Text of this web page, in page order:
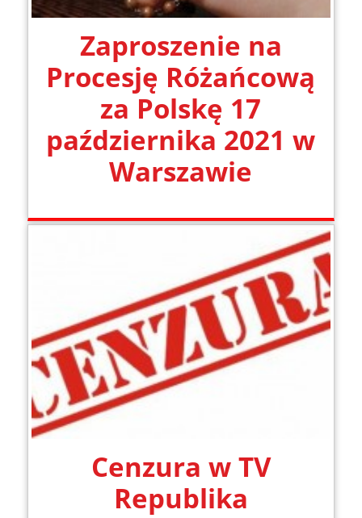
Zaproszenie na
Procesję Różańcową
za Polskę 17
października 2021 w
Warszawie
Cenzura w TV
Republika